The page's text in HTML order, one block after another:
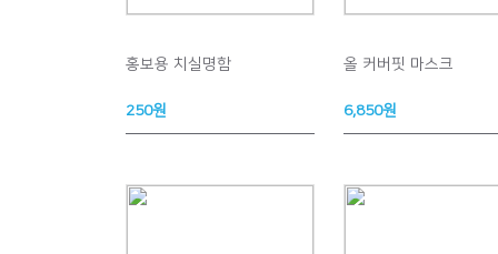
홍보용 치실명함
250원
올 커버핏 마스크
6,850원